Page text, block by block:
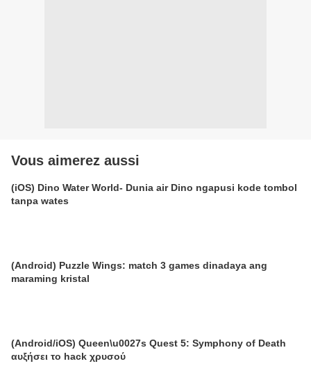
Vous aimerez aussi
(iOS) Dino Water World- Dunia air Dino ngapusi kode tombol
tanpa wates
(Android) Puzzle Wings: match 3 games dinadaya ang
maraming kristal
(Android/iOS) Queen\u0027s Quest 5: Symphony of Death
αυξήσει το hack χρυσού